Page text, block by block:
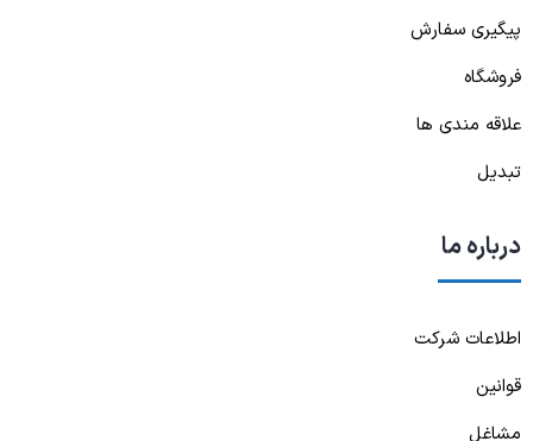
پیگیری سفارش
فروشگاه
علاقه مندی ها
تبدیل
درباره ما
اطلاعات شرکت
قوانین
مشاغل